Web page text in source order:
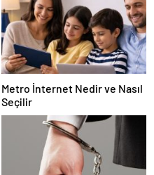
Metro İnternet Nedir ve Nasıl
Seçilir